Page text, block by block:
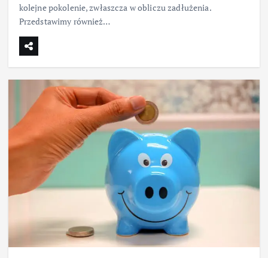
kolejne pokolenie, zwłaszcza w obliczu zadłużenia.
Przedstawimy również…